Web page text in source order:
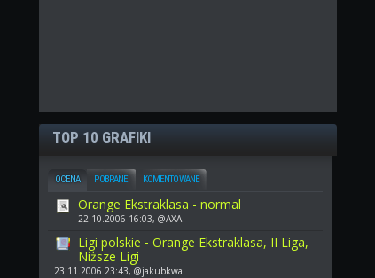
TOP 10 GRAFIKI
OCENA POBRANE KOMENTOWANE
Orange Ekstraklasa - normal
22.10.2006 16:03, @AXA
Ligi polskie - Orange Ekstraklasa, II Liga,
Niższe Ligi
23.11.2006 23:43, @jakubkwa